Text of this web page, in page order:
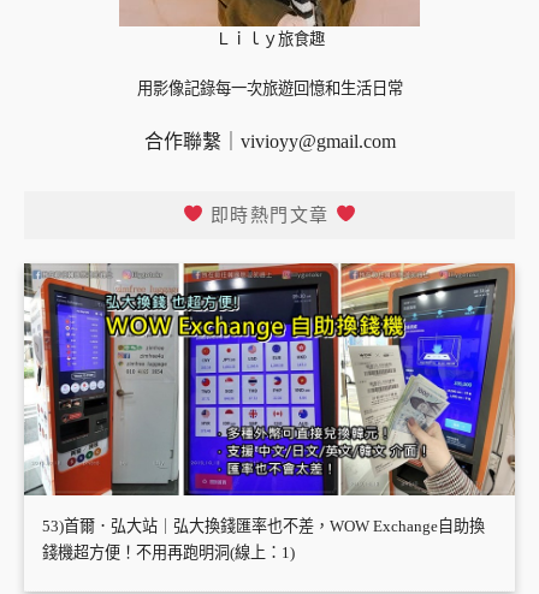
Ｌｉｌｙ旅食趣
用影像記錄每一次旅遊回憶和生活日常
合作聯繫｜ vivioyy@gmail.com
即時熱門文章
53)首爾．弘大站｜弘大換錢匯率也不差，WOW Exchange自助換
錢機超方便！不用再跑明洞(線上：1)